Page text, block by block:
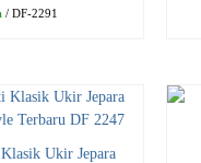
/ DF-2291
Ukir Jepara